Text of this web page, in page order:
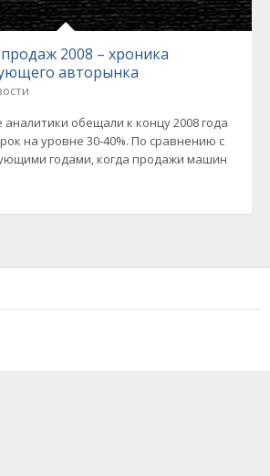
2008 – хроника
авторынка
обещали к концу 2008 года
на уровне 30-40%. По сравнению с
годами, когда продажи машин